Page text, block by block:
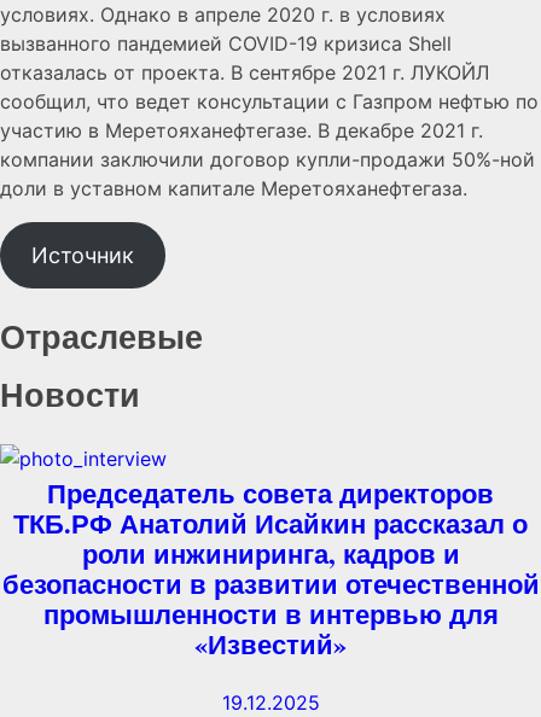
условиях. Однако в апреле 2020 г. в условиях
вызванного пандемией COVID-19 кризиса Shell
отказалась от проекта. В сентябре 2021 г. ЛУКОЙЛ
сообщил, что ведет консультации с Газпром нефтью по
участию в Меретояханефтегазе. В декабре 2021 г.
компании заключили договор купли-продажи 50%-ной
доли в уставном капитале Меретояханефтегаза.
Источник
Отраслевые
Новости
Председатель совета директоров
ТКБ.РФ Анатолий Исайкин рассказал о
роли инжиниринга, кадров и
безопасности в развитии отечественной
промышленности в интервью для
«Известий»
19.12.2025